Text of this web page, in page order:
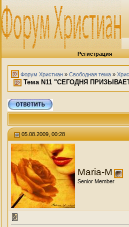
Регистрация
Форум Христиан » Свободная тема »
Тема N11 "СЕГОДНЯ
05.08.2009, 00:28
Maria-M
Senior Member